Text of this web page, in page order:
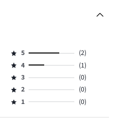
Hodnocení
5,
počet
hlasů
2.
5
(2)
Hodnocení
4,
počet
hlasů
4
(1)
Hodnocení
3,
počet
3
(0)
Hodnocení
2,
2
(0)
Hodnocení
1,
1 (0)